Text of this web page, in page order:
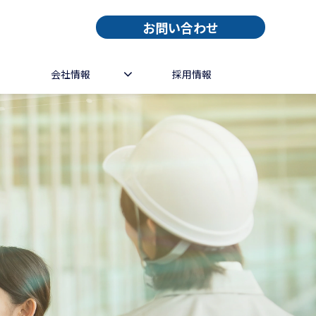
お問い合わせ
会社情報 採用情報